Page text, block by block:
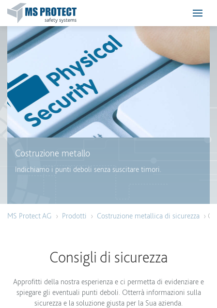
Costruzione metallo
Indichiamo i punti deboli senza suscitare timori.
MS Protect AG › Prodotti › Costruzione metallica di sicurezza ›
Consigli di sicurezza
Approfitti della nostra esperienza e ci permetta di evidenziare e
spiegare gli eventuali punti deboli. Otterrà informazioni sulla
sicurezza e la soluzione giusta per la Sua azienda.